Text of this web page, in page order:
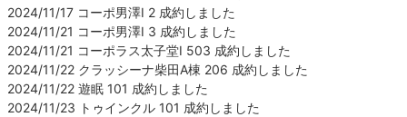
2024/11/17 コーポ男澤Ⅰ 2 成約しました
2024/11/21 コーポ男澤Ⅰ 3 成約しました
2024/11/21 コーポラス太子堂Ⅰ 503 成約しました
2024/11/22 クラッシーナ柴田A棟 206 成約しました
2024/11/22 遊眠 101 成約しました
2024/11/23 トゥインクル 101 成約しました